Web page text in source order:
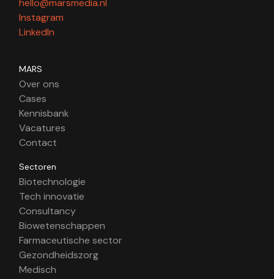
hello@marsmedia.nl
Instagram
LinkedIn
MARS
Over ons
Cases
Kennisbank
Vacatures
Contact
Sectoren
Biotechnologie
Tech innovatie
Consultancy
Biowetenschappen
Farmaceutische sector
Gezondheidszorg
Medisch